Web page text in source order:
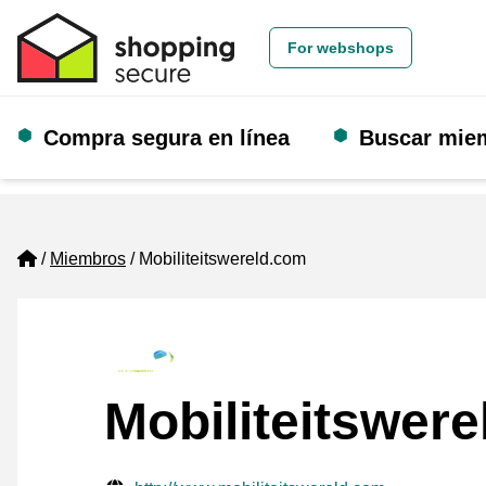
For webshops
Compra segura en línea Buscar
Home
Miembros Mobiliteitswereld.com